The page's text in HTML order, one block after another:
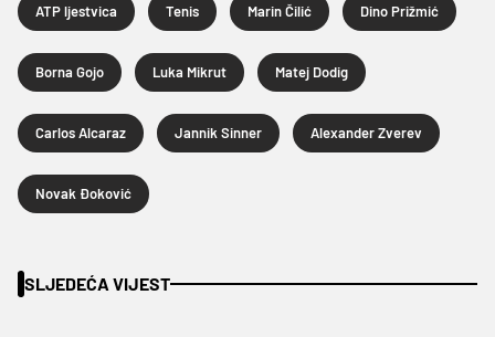
ATP ljestvica Tenis Marin Čilić Dino Prižmić
Borna Gojo Luka Mikrut Matej Dodig
Carlos Alcaraz Jannik Sinner Alexander Zverev
Novak Đoković
SLJEDEĆA VIJEST